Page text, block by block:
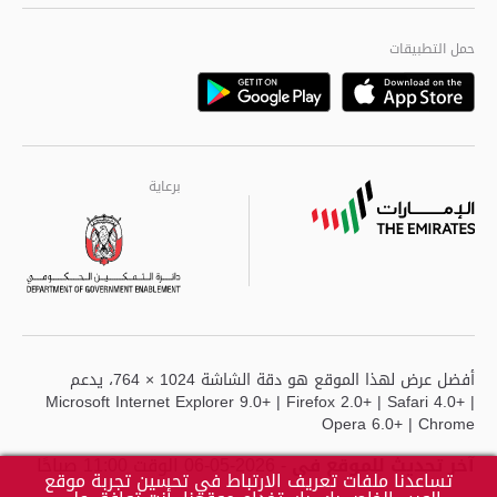
مراكز خدمة أبوظبى
حمل التطبيقات
Google
Playstore
برعاية
برعاية
أفضل عرض لهذا الموقع هو دقة الشاشة 1024 × 764، يدعم
Microsoft Internet Explorer 9.0+ | Firefox 2.0+ | Safari 4.0+ |
Opera 6.0+ | Chrome
آخر تحديث للموقع في- 2026-05-06 الوقت 11:00 صباحًا
تساعدنا ملفات تعريف الارتباط في تحسين تجربة موقع